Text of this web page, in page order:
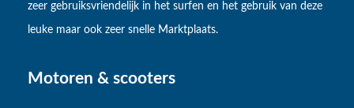
zeer gebruiksvriendelijk in het surfen en het gebruik van deze
leuke maar ook zeer snelle Marktplaats.
Motoren & scooters